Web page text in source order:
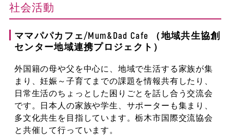
社会活動
ママパパカフェ/Mum&Dad Cafe （地域共生協創
センター地域連携プロジェクト）
外国籍の母や父を中心に、地域で生活する家族が集
まり、妊娠～子育てまでの課題を情報共有したり、
日常生活のちょっとした困りごとを話し合う交流会
です。日本人の家族や学生、サポーターも集まり、
多文化共生を目指しています。栃木市国際交流協会
と共催して行っています。